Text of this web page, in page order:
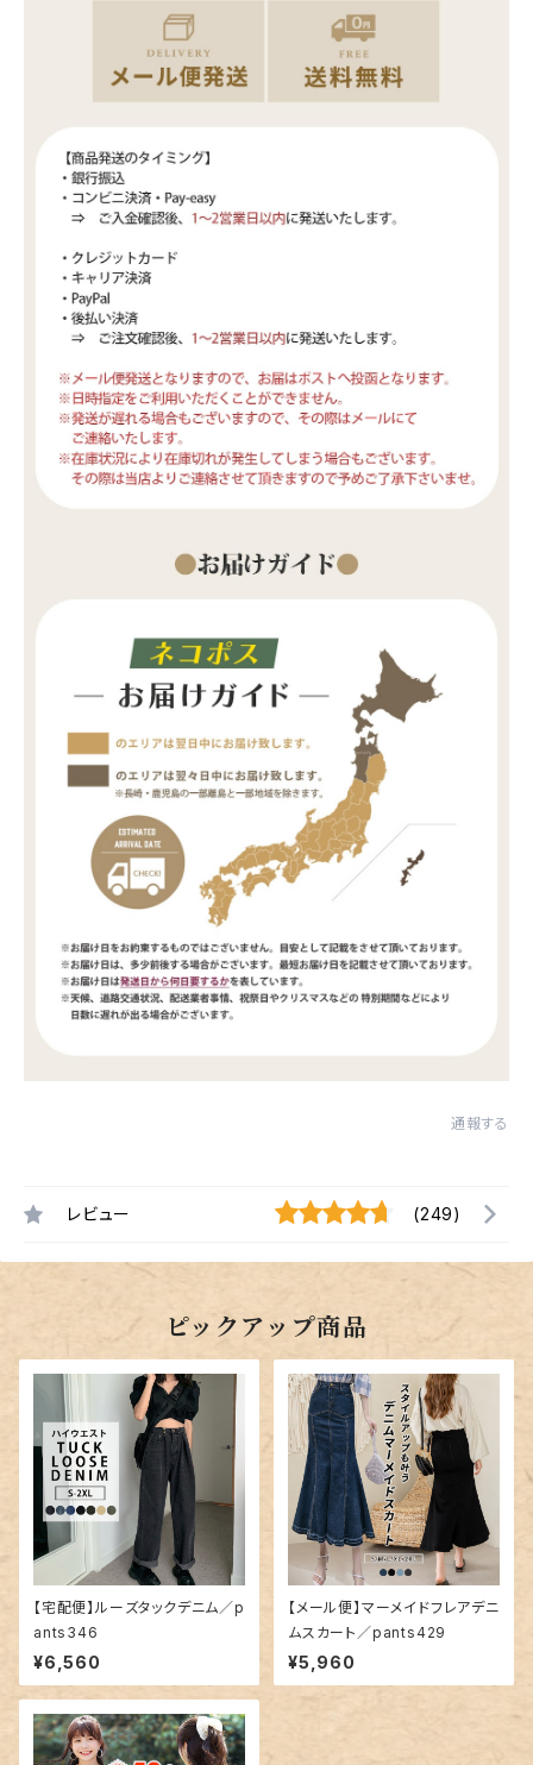
通報する
レビュー (249)
ピックアップ商品
【宅配便】ルーズタックデニム／p
ants346
¥6,560
【メール便】マーメイドフレアデニ
ムスカート／pants429
¥5,960